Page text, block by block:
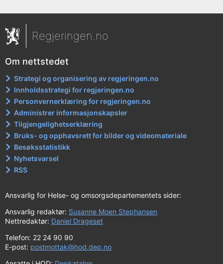
Regjeringen.no
Om nettstedet
Strategi og organisering av regjeringen.no
Innholdsstrategi for regjeringen.no
Personvernerklæring for regjeringen.no
Administrer informasjonskapsler
Tilgjengelighetserklæring
Bruks- og opphavsrett for bilder og videomateriale
Besøksstatistikk
Nyhetsvarsel
RSS
Ansvarlig for Helse- og omsorgsdepartementets sider:
Ansvarlig redaktør: Susanne Moen Stephansen
Nettredaktør: Daniel Drageset
Telefon: 22 24 90 90
E-post: postmottak@hod.dep.no